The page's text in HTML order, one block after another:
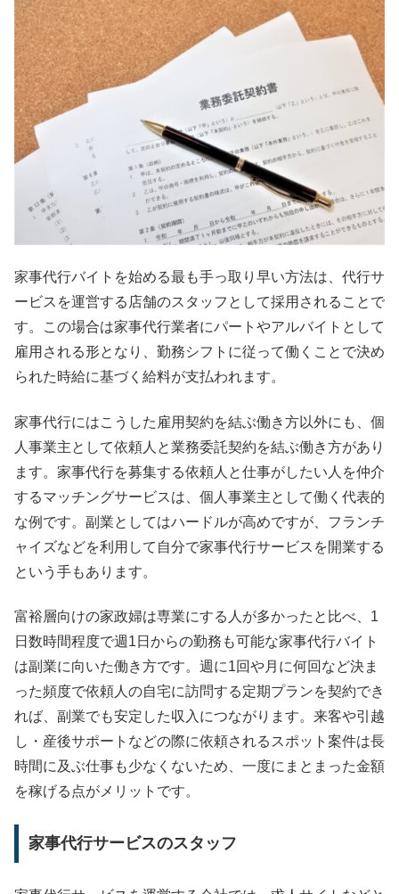
家事代行バイトを始める最も手っ取り早い方法は、代行サ
ービスを運営する店舗のスタッフとして採用されることで
す。この場合は家事代行業者にパートやアルバイトとして
雇用される形となり、勤務シフトに従って働くことで決め
られた時給に基づく給料が支払われます。
家事代行にはこうした雇用契約を結ぶ働き方以外にも、個
人事業主として依頼人と業務委託契約を結ぶ働き方があり
ます。家事代行を募集する依頼人と仕事がしたい人を仲介
するマッチングサービスは、個人事業主として働く代表的
な例です。副業としてはハードルが高めですが、フランチ
ャイズなどを利用して自分で家事代行サービスを開業する
という手もあります。
富裕層向けの家政婦は専業にする人が多かったと比べ、1
日数時間程度で週1日からの勤務も可能な家事代行バイト
は副業に向いた働き方です。週に1回や月に何回など決ま
った頻度で依頼人の自宅に訪問する定期プランを契約でき
れば、副業でも安定した収入につながります。来客や引越
し・産後サポートなどの際に依頼されるスポット案件は長
時間に及ぶ仕事も少なくないため、一度にまとまった金額
を稼げる点がメリットです。
家事代行サービスのスタッフ